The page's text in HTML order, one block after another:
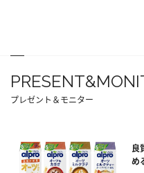
プレゼント＆モニター
良
め